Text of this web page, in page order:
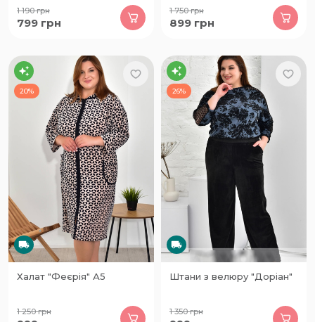
1 190грн
799 грн
1 750грн
899 грн
20%
Халат "Феєрія" А5
1 250грн
26%
Штани з велюру "Доріан"
1 350грн